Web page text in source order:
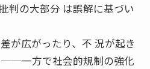
判の大部分 は誤解に基づい
が広がったり、不 況が起き
──一方で社会的規制の強化